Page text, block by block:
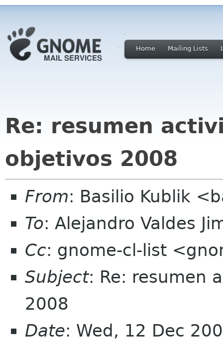
Home Mailing Lists
Re: resumen
objetivos 2008
From: Basilio Kublik
To: Alejandro Valdes
Cc: gnome-cl-list
Subject: Re: resumen
2008
Date: Wed, 12 Dec